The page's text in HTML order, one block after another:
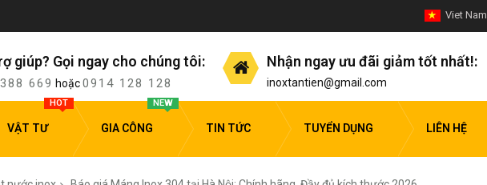
Viet Nam
giúp? Gọi ngay cho chúng tôi:
669 hoặc0914 128 128
Nhận ngay ưu đãi giảm tốt nhất!:
inoxtantien@gmail.com
VẬT TƯ
HOT
GIA CÔNG
NEW
TIN TỨC TUYỂN DỤNG LIÊN HỆ